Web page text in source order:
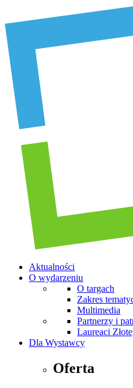
Aktualności
O wydarzeniu
O targach
Zakres
Multimedia
Partnerzy i
Laureaci
Dla Wystawcy
Oferta